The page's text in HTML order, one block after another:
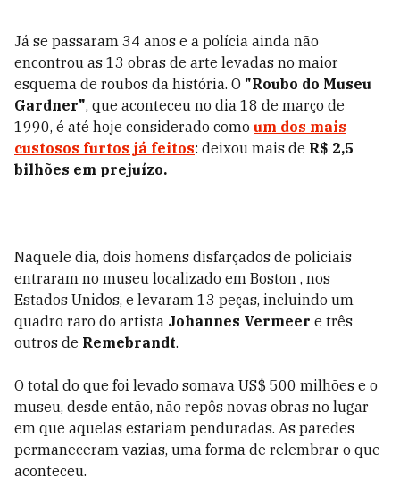
Já se passaram 34 anos e a polícia ainda não
encontrou as 13 obras de arte levadas no maior
esquema de roubos da história. O "Roubo do Museu
Gardner", que aconteceu no dia 18 de março de
1990, é até hoje considerado como um dos mais
custosos furtos já feitos: deixou mais de R$ 2,5
bilhões em prejuízo.
Naquele dia, dois homens disfarçados de policiais
entraram no museu localizado em Boston , nos
Estados Unidos, e levaram 13 peças, incluindo um
quadro raro do artista Johannes Vermeer e três
outros de Remebrandt.
O total do que foi levado somava US$ 500 milhões e o
museu, desde então, não repôs novas obras no lugar
em que aquelas estariam penduradas. As paredes
permaneceram vazias, uma forma de relembrar o que
aconteceu.